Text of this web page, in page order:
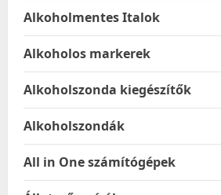
Alkoholmentes Italok
Alkoholos markerek
Alkoholszonda kiegészítők
Alkoholszondák
All in One számítógépek